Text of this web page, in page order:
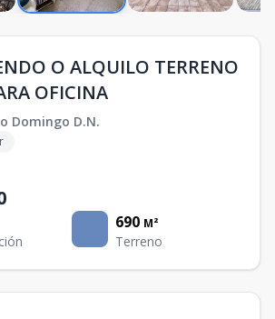
O ALQUILO TERRENO
OFICINA
Domingo D.N.
690 M²
Terreno